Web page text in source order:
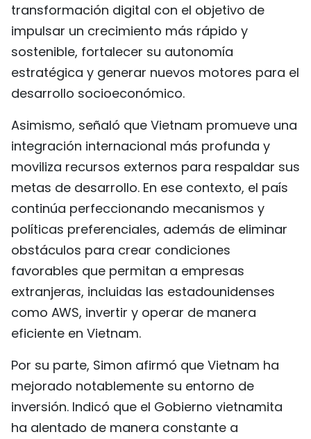
transformación digital con el objetivo de
impulsar un crecimiento más rápido y
sostenible, fortalecer su autonomía
estratégica y generar nuevos motores para el
desarrollo socioeconómico.
Asimismo, señaló que Vietnam promueve una
integración internacional más profunda y
moviliza recursos externos para respaldar sus
metas de desarrollo. En ese contexto, el país
continúa perfeccionando mecanismos y
políticas preferenciales, además de eliminar
obstáculos para crear condiciones
favorables que permitan a empresas
extranjeras, incluidas las estadounidenses
como AWS, invertir y operar de manera
eficiente en Vietnam.
Por su parte, Simon afirmó que Vietnam ha
mejorado notablemente su entorno de
inversión. Indicó que el Gobierno vietnamita
ha alentado de manera constante a